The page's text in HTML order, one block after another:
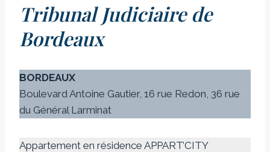
Tribunal Judiciaire de
Bordeaux
BORDEAUX
Boulevard Antoine Gautier, 16 rue Redon, 36 rue
du Général Larminat
Appartement en résidence APPART’CITY